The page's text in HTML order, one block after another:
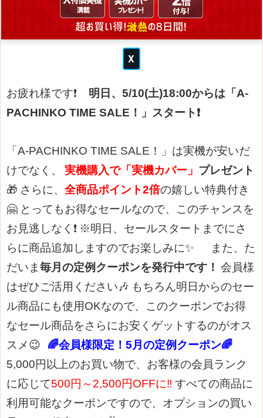
お疲れ様です❗
明日、5/10(土)18:00からは「A-
PACHINKO TIME SALE！」スタート❗
「A-PACHINKO TIME SALE！」は実機が安いだ
けでなく、
実機購入で「実機カバー」 プレゼント
🎁 さらに、 全商品ポイント2倍の嬉しい特典付き
🤗 とってもお得なセールなので、このチャンスを
お見逃しなく❗ ※明日、セールスタートまでにさ
らに商品追加しますのでお楽しみに✨
また、た
だいま毎月の定例クーポンを発行中です！ 会員様
はぜひご活用ください🎶 もちろん明日からのセー
ル商品にも使用OKなので、このクーポンでお得
なセール商品をさらにお安くゲットするのがオス
スメ😉
🌈会員様限定！5月の定例クーポン🌈
5,000円以上のお買い物で、お客様の会員ランク
に応じて500円～2,500円OFFに‼ すべての商品に
利用可能なクーポンですので、オプションの買い